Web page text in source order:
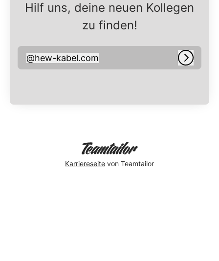
Hilf uns, deine neuen Kollegen
zu finden!
hew-kabel.com
@hew-kabel.com
Karriereseite von Teamtailor